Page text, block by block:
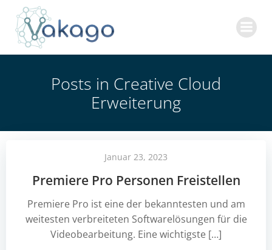
Posts in Creative Cloud
Erweiterung
Januar 23, 2023
Premiere Pro Personen Freistellen
Premiere Pro ist eine der bekanntesten und am
weitesten verbreiteten Softwarelösungen für die
Videobearbeitung. Eine wichtigste […]